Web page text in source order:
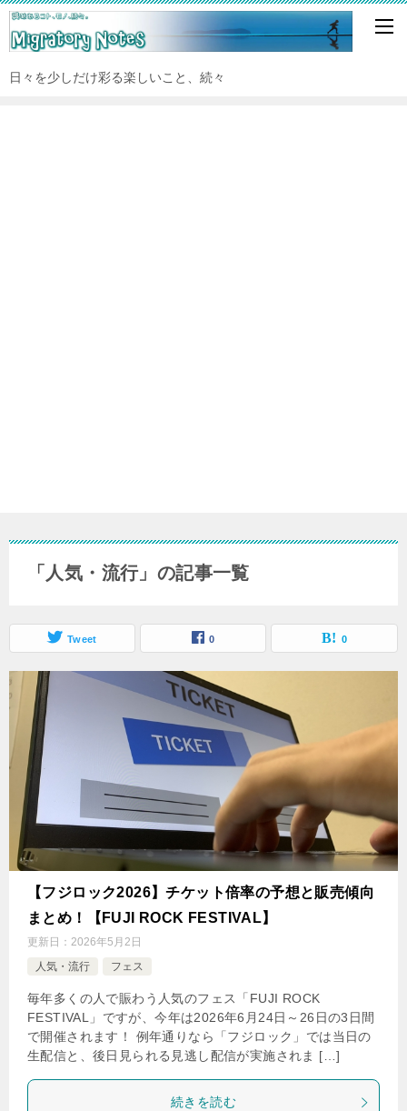
日々を少しだけ彩る楽しいこと、続々
「人気・流行」の記事一覧
Tweet 0 0
【フジロック2026】チケット倍率の予想と販売傾向
まとめ！【FUJI ROCK FESTIVAL】
更新日： 2026年5月2日
人気・流行
フェス
毎年多くの人で賑わう人気のフェス「FUJI ROCK
FESTIVAL」ですが、今年は2026年6月24日～26日の3日間
で開催されます！ 例年通りなら「フジロック」では当日の
生配信と、後日見られる見逃し配信が実施されま […]
続きを読む